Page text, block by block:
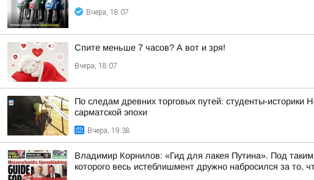
Вчера, 18:07
Спите меньше 7 часов? А вот и зря!
Вчера, 18:07
По следам древних торговых путей: студенты-историки
сарматской эпохи
Вчера, 19:38
Владимир Корнилов: «Гид для лакея Путина». Под
которого весь истеблишмент дружно набросился за то,